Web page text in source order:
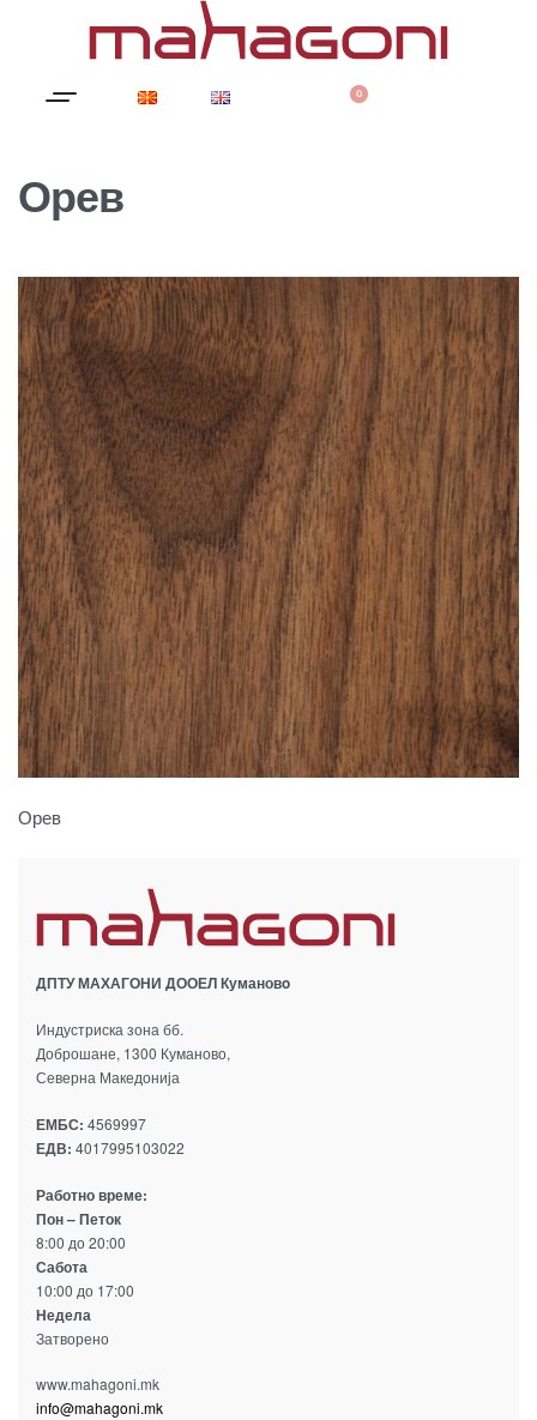
0
Орев
Орев
ДПТУ МАХАГОНИ ДООЕЛ Кумановo
Индустриска зона бб.
Доброшане, 1300 Куманово,
Северна Македонија
ЕМБС: 4569997
ЕДВ: 4017995103022
Работно време:
Пон – Петок
8:00 до 20:00
Сабота
10:00 до 17:00
Недела
Затворено
www.mahagoni.mk
info@mahagoni.mk